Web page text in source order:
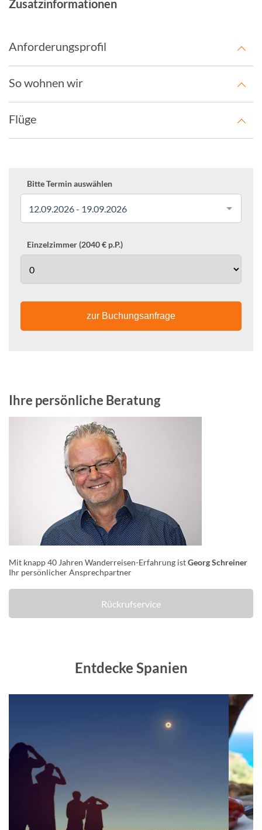
Zusatzinformationen
Anforderungsprofil
So wohnen wir
Flüge
Bitte Termin auswählen
12.09.2026 - 19.09.2026
Einzelzimmer (2040 € p.P.)
zur Buchungsanfrage
Ihre persönliche Beratung
Mit knapp 40 Jahren Wanderreisen-Erfahrung istGeorg Schreiner
Ihr persönlicher Ansprechpartner
Rückrufservice
Entdecke Spanien